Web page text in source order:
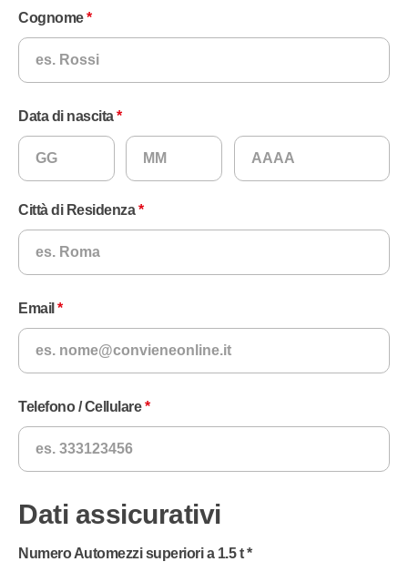
Cognome
Data di nascita
Città di Residenza
Email
Telefono / Cellulare
Dati assicurativi
Numero Automezzi superiori a 1.5 t *